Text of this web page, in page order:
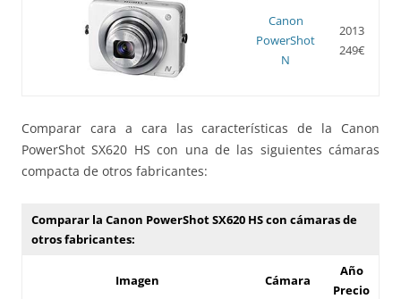
Canon
PowerShot
N
2013
249€
Comparar cara a cara las características de la Canon
PowerShot SX620 HS con una de las siguientes cámaras
compacta de otros fabricantes:
Comparar la Canon PowerShot SX620 HS con cámaras de
otros fabricantes:
Imagen Cámara
Año
Precio